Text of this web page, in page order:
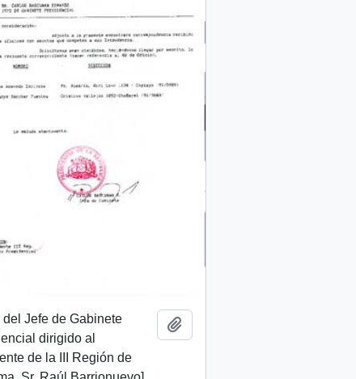
del Jefe de Gabinete
dirigido al
de la III Región de